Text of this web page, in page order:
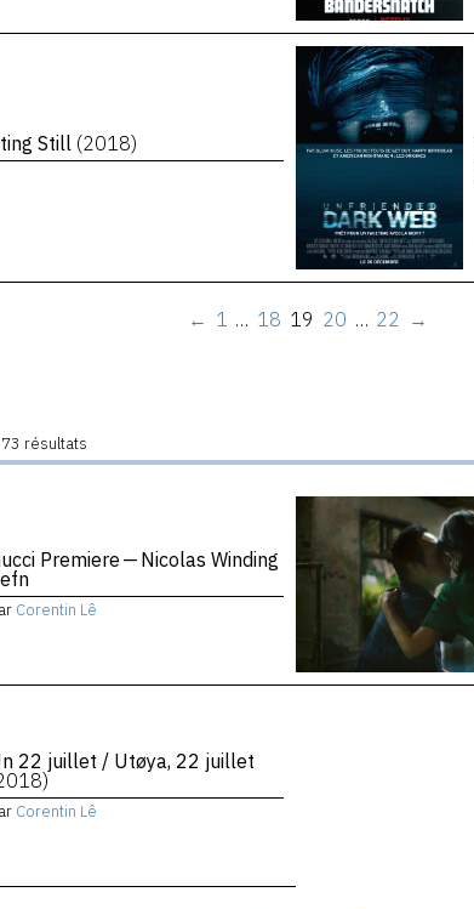
Still (2018)
← 1 … 18 19 20 … 22 →
73 résultats
Premiere — Nicolas Winding
Corentin Lê
22 juillet / Utøya, 22 juillet
Corentin Lê